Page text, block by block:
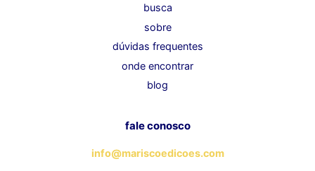
busca
sobre
dúvidas frequentes
onde encontrar
blog
fale conosco
info@mariscoedicoes.com